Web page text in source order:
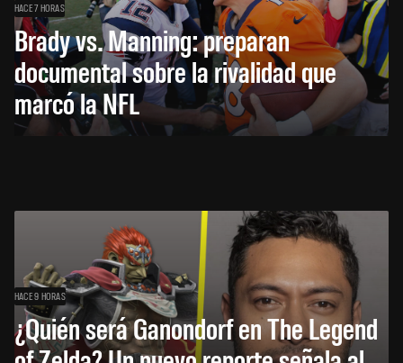
HACE 7 HORAS
Brady vs. Manning: preparan
documental sobre la rivalidad que
marcó la NFL
HACE 9 HORAS
¿Quién será Ganondorf en The Legend